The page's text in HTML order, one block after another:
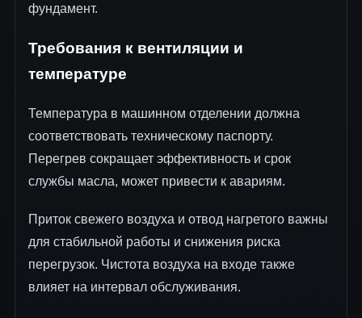
фундамент.
Требования к вентиляции и
температуре
Температура в машинном отделении должна
соответствовать техническому паспорту.
Перегрев сокращает эффективность и срок
службы масла, может привести к авариям.
Приток свежего воздуха и отвод нагретого важны
для стабильной работы и снижения риска
перегрузок. Чистота воздуха на входе также
влияет на интервал обслуживания.